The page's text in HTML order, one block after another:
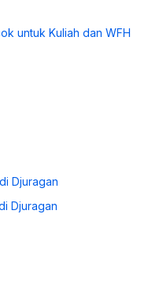
untuk Kuliah dan WFH
Djuragan
Djuragan